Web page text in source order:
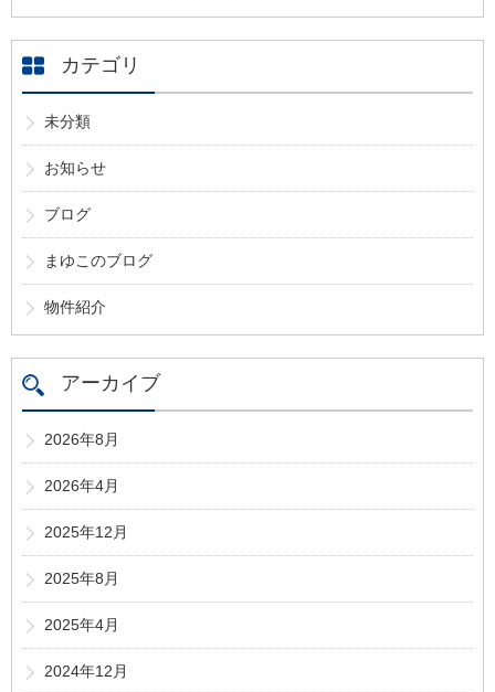
カテゴリ
未分類
お知らせ
ブログ
まゆこのブログ
物件紹介
アーカイブ
2026年8月
2026年4月
2025年12月
2025年8月
2025年4月
2024年12月